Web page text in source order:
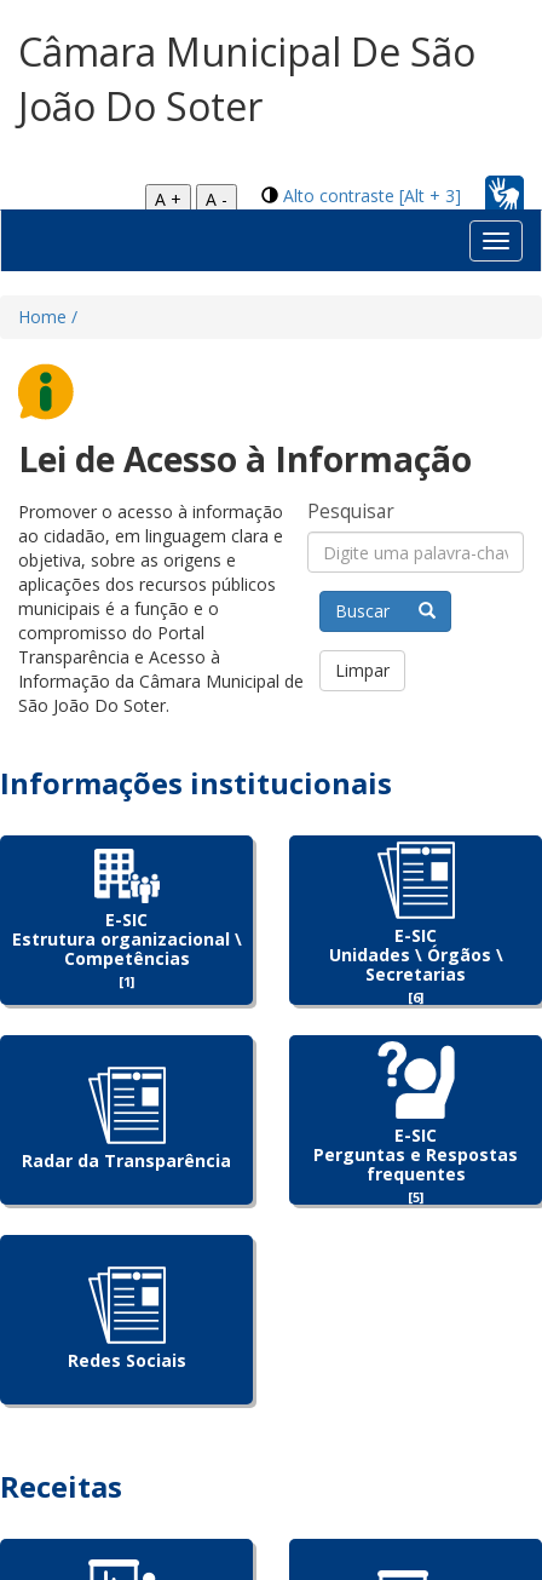
Câmara Municipal De São
João Do Soter
Alto contraste [Alt + 3]
A +
A -
Home /
Lei de Acesso à Informação
Pesquisar
Buscar
Limpar
Promover o acesso à informação
ao cidadão, em linguagem clara e
objetiva, sobre as origens e
aplicações dos recursos públicos
municipais é a função e o
compromisso do Portal
Transparência e Acesso à
Informação da Câmara Municipal de
São João Do Soter.
Informações institucionais
E-SIC
Estrutura organizacional \
Competências
[1]
E-SIC
Unidades \ Órgãos \
Secretarias
[6]
Radar da Transparência
E-SIC
Perguntas e Respostas
frequentes
[5]
Redes Sociais
Receitas